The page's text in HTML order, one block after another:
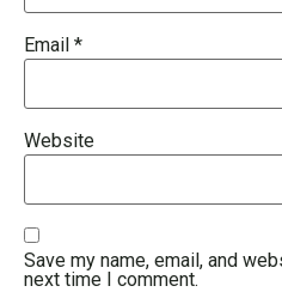
Email *
Website
Save my name, email, and
next time I comment.